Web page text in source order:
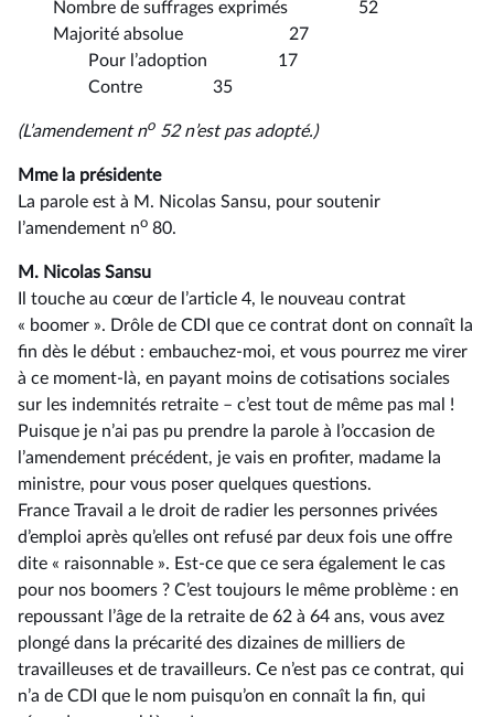
Nombre de suffrages exprimés 52
Majorité absolue 27
Pour l’adoption 17
Contre 35
(L’amendement no 52 n’est pas adopté.)
Mme la présidente
La parole est à M. Nicolas Sansu, pour soutenir
l’amendement no 80.
M. Nicolas Sansu
Il touche au cœur de l’article 4, le nouveau contrat
« boomer ». Drôle de CDI que ce contrat dont on connaît la
fin dès le début : embauchez-moi, et vous pourrez me virer
à ce moment-là, en payant moins de cotisations sociales
sur les indemnités retraite –⁠ c’est tout de même pas mal !
Puisque je n’ai pas pu prendre la parole à l’occasion de
l’amendement précédent, je vais en profiter, madame la
ministre, pour vous poser quelques questions.
France Travail a le droit de radier les personnes privées
d’emploi après qu’elles ont refusé par deux fois une offre
dite « raisonnable ». Est-ce que ce sera également le cas
pour nos boomers ? C’est toujours le même problème : en
repoussant l’âge de la retraite de 62 à 64 ans, vous avez
plongé dans la précarité des dizaines de milliers de
travailleuses et de travailleurs. Ce n’est pas ce contrat, qui
n’a de CDI que le nom puisqu’on en connaît la fin, qui